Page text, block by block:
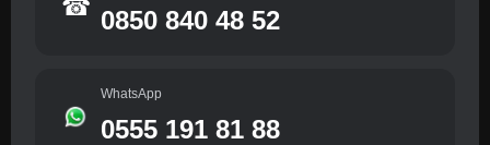
☎ 0850 840 48 52
WhatsApp
0555 191 81 88